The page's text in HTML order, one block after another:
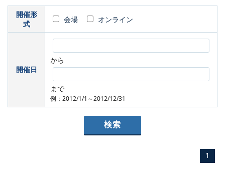
開催形
式
会場 オンライン
開催日
から
まで
例：2012/1/1～2012/12/31
1